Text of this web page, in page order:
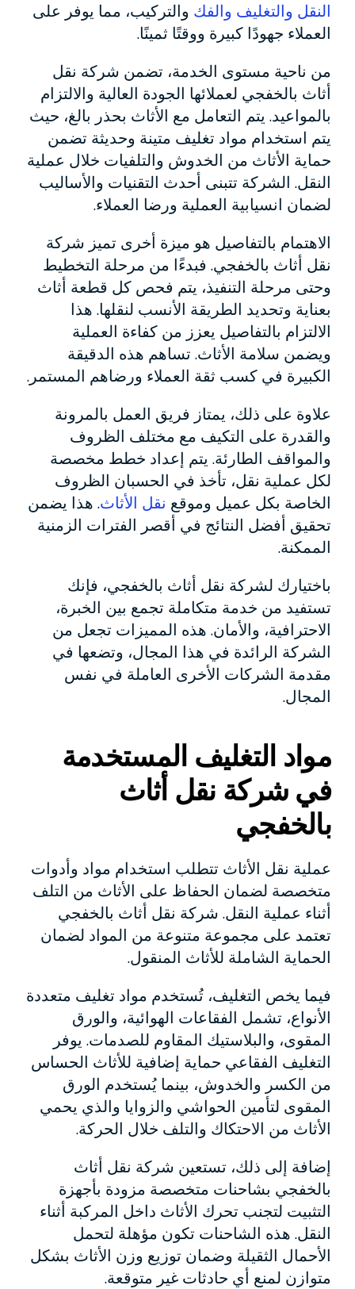
النقل والتغليف والفك والتركيب، مما يوفر على
العملاء جهودًا كبيرة ووقتًا ثمينًا.
من ناحية مستوى الخدمة، تضمن شركة نقل
أثاث بالخفجي لعملائها الجودة العالية والالتزام
بالمواعيد. يتم التعامل مع الأثاث بحذر بالغ، حيث
يتم استخدام مواد تغليف متينة وحديثة تضمن
حماية الأثاث من الخدوش والتلفيات خلال عملية
النقل. الشركة تتبنى أحدث التقنيات والأساليب
لضمان انسيابية العملية ورضا العملاء.
الاهتمام بالتفاصيل هو ميزة أخرى تميز شركة
نقل أثاث بالخفجي. فبدءًا من مرحلة التخطيط
وحتى مرحلة التنفيذ، يتم فحص كل قطعة أثاث
بعناية وتحديد الطريقة الأنسب لنقلها. هذا
الالتزام بالتفاصيل يعزز من كفاءة العملية
ويضمن سلامة الأثاث. تساهم هذه الدقيقة
الكبيرة في كسب ثقة العملاء ورضاهم المستمر.
علاوة على ذلك، يمتاز فريق العمل بالمرونة
والقدرة على التكيف مع مختلف الظروف
والمواقف الطارئة. يتم إعداد خطط مخصصة
لكل عملية نقل، تأخذ في الحسبان الظروف
الخاصة بكل عميل وموقع نقل الأثاث. هذا يضمن
تحقيق أفضل النتائج في أقصر الفترات الزمنية
الممكنة.
باختيارك لشركة نقل أثاث بالخفجي، فإنك
تستفيد من خدمة متكاملة تجمع بين الخبرة،
الاحترافية، والأمان. هذه المميزات تجعل من
الشركة الرائدة في هذا المجال، وتضعها في
مقدمة الشركات الأخرى العاملة في نفس
المجال.
مواد التغليف المستخدمة
في شركة نقل أثاث
بالخفجي
عملية نقل الأثاث تتطلب استخدام مواد وأدوات
متخصصة لضمان الحفاظ على الأثاث من التلف
أثناء عملية النقل. شركة نقل أثاث بالخفجي
تعتمد على مجموعة متنوعة من المواد لضمان
الحماية الشاملة للأثاث المنقول.
فيما يخص التغليف، تُستخدم مواد تغليف متعددة
الأنواع، تشمل الفقاعات الهوائية، والورق
المقوى، والبلاستيك المقاوم للصدمات. يوفر
التغليف الفقاعي حماية إضافية للأثاث الحساس
من الكسر والخدوش، بينما يُستخدم الورق
المقوى لتأمين الحواشي والزوايا والذي يحمي
الأثاث من الاحتكاك والتلف خلال الحركة.
إضافة إلى ذلك، تستعين شركة نقل أثاث
بالخفجي بشاحنات متخصصة مزودة بأجهزة
التثبيت لتجنب تحرك الأثاث داخل المركبة أثناء
النقل. هذه الشاحنات تكون مؤهلة لتحمل
الأحمال الثقيلة وضمان توزيع وزن الأثاث بشكل
متوازن لمنع أي حادثات غير متوقعة.